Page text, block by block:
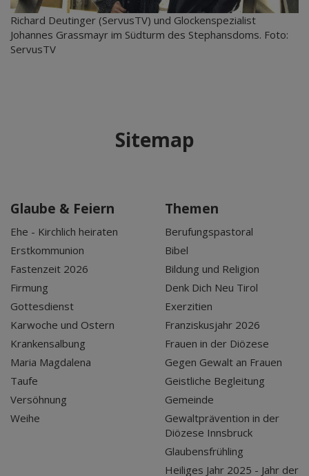
Richard Deutinger (ServusTV) und Glockenspezialist
Johannes Grassmayr im Südturm des Stephansdoms. Foto:
ServusTV
Sitemap
Glaube & Feiern
Ehe - Kirchlich heiraten
Erstkommunion
Fastenzeit 2026
Firmung
Gottesdienst
Karwoche und Ostern
Krankensalbung
Maria Magdalena
Taufe
Versöhnung
Weihe
Themen
Berufungspastoral
Bibel
Bildung und Religion
Denk Dich Neu Tirol
Exerzitien
Franziskusjahr 2026
Frauen in der Diözese
Gegen Gewalt an Frauen
Geistliche Begleitung
Gemeinde
Gewaltprävention in der
Diözese Innsbruck
Glaubensfrühling
Heiliges Jahr 2025 - Jahr der